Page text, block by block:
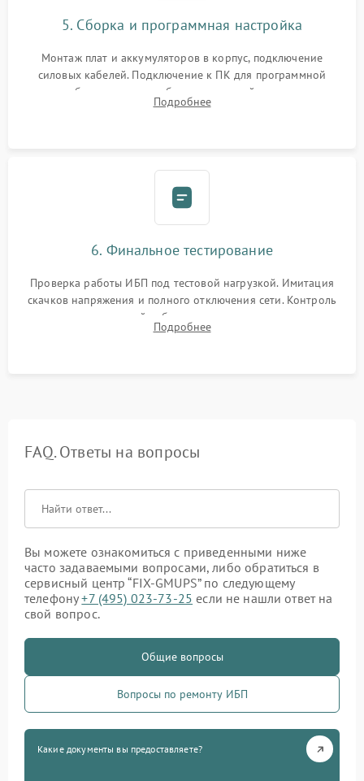
5. Сборка и программная настройка
Монтаж плат и аккумуляторов в корпус, подключение
силовых кабелей. Подключение к ПК для программной
калибровки констант батареи, настройки порогов
срабатывания AVR и сброса счетчиков старения АКБ.
Подробнее
6. Финальное тестирование
Проверка работы ИБП под тестовой нагрузкой. Имитация
скачков напряжения и полного отключения сети. Контроль
времени автономной работы, температурного режима и
корректности формы выходного сигнала.
Подробнее
FAQ. Ответы на вопросы
Вы можете ознакомиться с приведенными ниже
часто задаваемыми вопросами, либо обратиться в
сервисный центр “FIX-GMUPS” по следующему
телефону+7 (495) 023-73-25 если не нашли ответ на
свой вопрос.
Общие вопросы
Вопросы по ремонту ИБП
Какие документы вы предоставляете?